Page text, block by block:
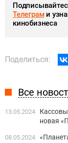
Телеграми
кинобизнеса
Поделиться:
Все
13.05.2024
новая
08.05.2024